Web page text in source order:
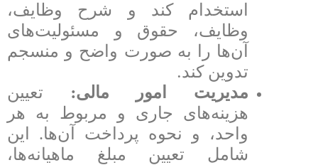
استخدام کند و شرح وظایف،
وظایف، حقوق و مسئولیت‌های
آن‌ها را به صورت واضح و منسجم
تدوین کند.
مدیریت امور مالی:
تعیین
هزینه‌های جاری و مربوط به هر
واحد، و نحوه پرداخت آن‌ها. این
شامل تعیین مبلغ ماهیانه‌ها،